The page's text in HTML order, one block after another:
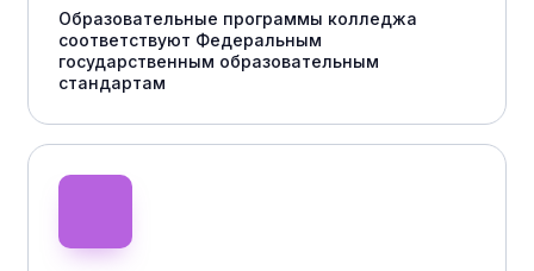
Образовательные программы колледжа
соответствуют Федеральным
государственным образовательным
стандартам